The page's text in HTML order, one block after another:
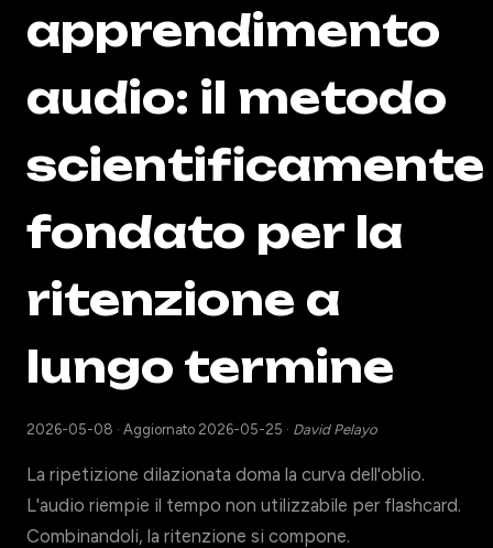
apprendimento
audio: il metodo
scientificamente
fondato per la
ritenzione a
lungo termine
2026-05-08 · Aggiornato 2026-05-25 · David Pelayo
La ripetizione dilazionata doma la curva dell'oblio.
L'audio riempie il tempo non utilizzabile per flashcard.
Combinandoli, la ritenzione si compone.